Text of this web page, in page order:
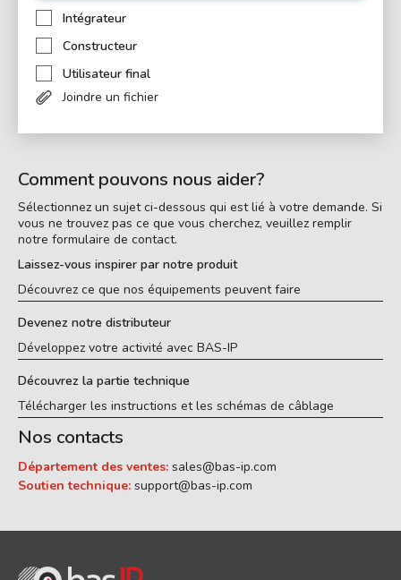
Intégrateur
Constructeur
Utilisateur final
Joindre un fichier
Comment pouvons nous aider?
Sélectionnez un sujet ci-dessous qui est lié à votre demande. Si
vous ne trouvez pas ce que vous cherchez, veuillez remplir
notre formulaire de contact.
Laissez-vous inspirer par notre produit
Découvrez ce que nos équipements peuvent faire
Devenez notre distributeur
Développez votre activité avec BAS-IP
Découvrez la partie technique
Télécharger les instructions et les schémas de câblage
Nos contacts
Département des ventes: sales@bas-ip.com
Soutien technique: support@bas-ip.com